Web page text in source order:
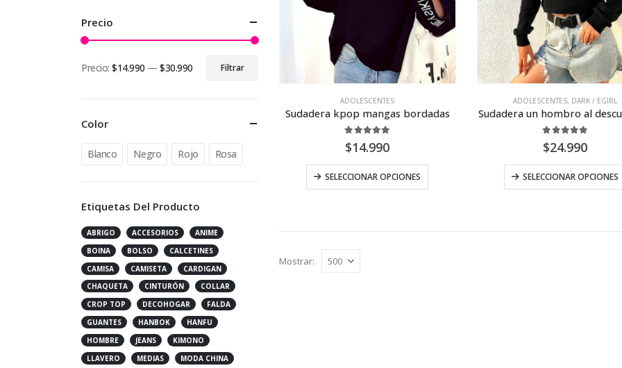
elegir
en
la
página
de
ADOLESCENTES
Sudadera kpop mangas bordadas
5.00
$14.990
SELECCIONAR OPCIONES
producto
ADOLESCENTES, DARK / EGIRL
Sudadera un hombro al
5.00
$24.990
SELECCIONAR OPCIONES
Mostrar:
Precio
mínimo
máximo
Filtrar
Precio:$14.990 —$30.990
Color
Blanco Negro Rojo Rosa
Etiquetas Del Producto
ABRIGO ACCESORIOS
ANIME
BOINA
BOLSO
CALCETINES
CAMISA
CAMISETA
CARDIGAN
CHAQUETA
CINTURÓN
COLLAR
CROP TOP
DECOHOGAR
FALDA
GUANTES
HANBOK
HANFU
HOMBRE
JEANS
KIMONO
LLAVERO
MEDIAS
MODA CHINA